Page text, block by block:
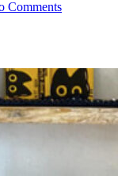
Comments